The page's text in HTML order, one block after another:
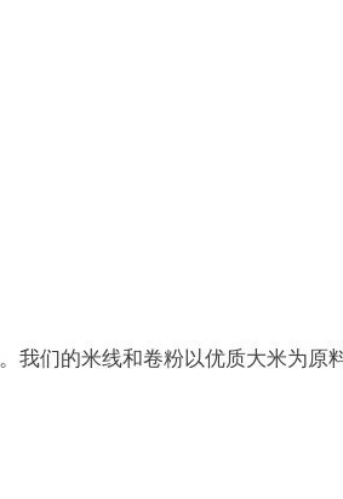
们的米线和卷粉以优质大米为原